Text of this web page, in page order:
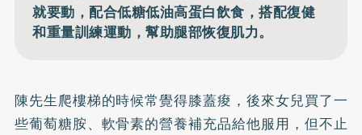
就要動，配合低糖低油高蛋白飲食，搭配復健
和重量訓練運動，幫助腿部恢復肌力。
陳先生爬樓梯的時候常覺得膝蓋痠，後來女兒買了一
些葡萄糖胺、軟骨素的營養補充品給他服用，但不止